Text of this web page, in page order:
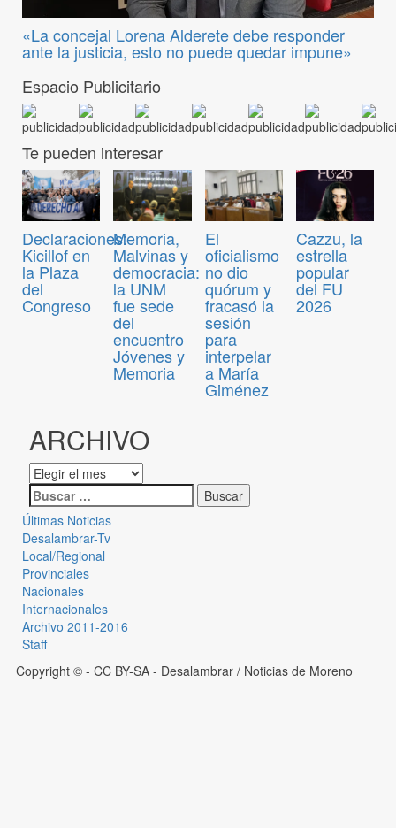
«La concejal Lorena Alderete debe responder
ante la justicia, esto no puede quedar impune»
Espacio Publicitario
Te pueden interesar
Declaraciones:
Kicillof en
la Plaza
del
Congreso
Memoria,
Malvinas y
democracia:
la UNM
fue sede
del
encuentro
Jóvenes y
Memoria
El
oficialismo
no dio
quórum y
fracasó la
sesión
para
interpelar
a María
Giménez
Cazzu, la
estrella
popular
del FU
2026
ARCHIVO
Últimas Noticias
Desalambrar-Tv
Local/Regional
Provinciales
Nacionales
Internacionales
Archivo 2011-2016
Staff
Copyright © - CC BY-SA - Desalambrar / Noticias de Moreno